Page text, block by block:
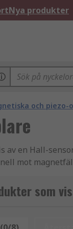
Nya produkter
och piezo-
en Hall-
mot
baseras på
När
som